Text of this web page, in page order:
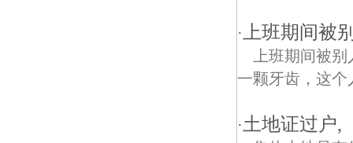
· 上班期间被
上班期间被
一颗牙齿，这个
·土地证过户,